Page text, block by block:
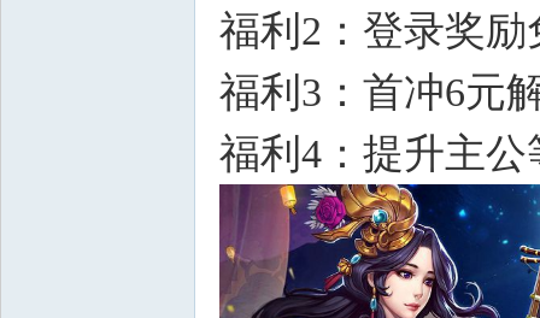
福利2：登录奖
福利3：首冲6元
福利4：提升主